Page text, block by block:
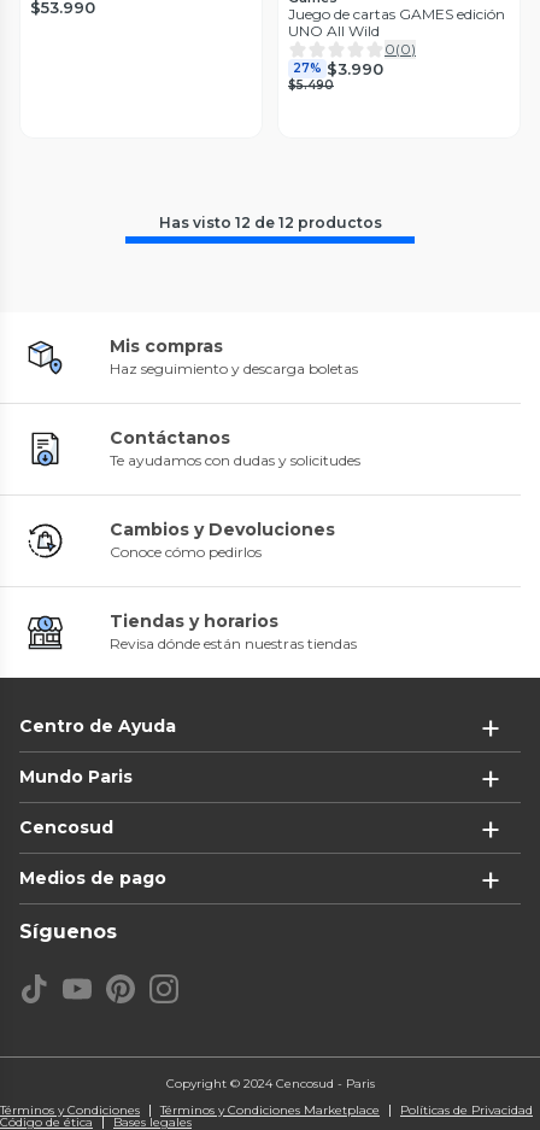
$53.990
Juego de cartas GAMES edición
UNO All Wild
0(0)
27% $3.990
$5.490
Has visto 12 de 12 productos
Mis compras
Haz seguimiento y descarga boletas
Contáctanos
Te ayudamos con dudas y solicitudes
Cambios y Devoluciones
Conoce cómo pedirlos
Tiendas y horarios
Revisa dónde están nuestras tiendas
Centro de Ayuda
Mundo Paris
Cencosud
Medios de pago
Síguenos
Copyright © 2024 Cencosud - Paris
Términos y Condiciones
Términos y Condiciones Marketplace Políticas de Privacidad
Código de ética Bases legales